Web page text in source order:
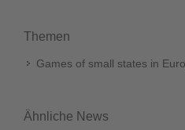
Themen
Games of small states in
Ähnliche News